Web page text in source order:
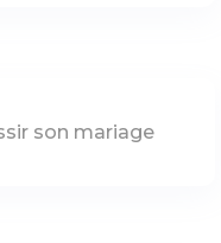
son mariage